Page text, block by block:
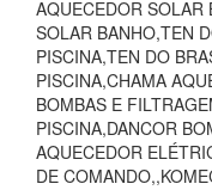
AQUECEDOR SOLAR
SOLAR BANHO,TEN
PISCINA,TEN DO
PISCINA,CHAMA
BOMBAS E
PISCINA,DANCOR
AQUECEDOR
DE